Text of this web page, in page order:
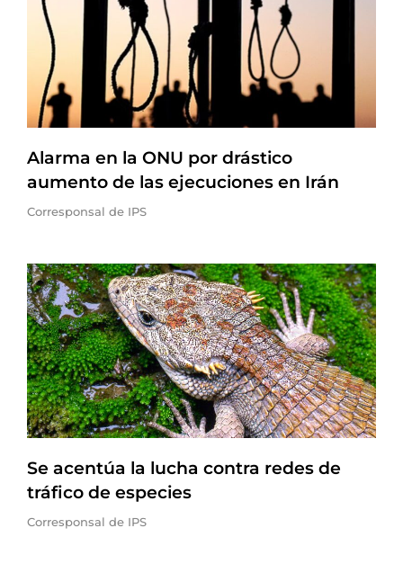
Alarma en la ONU por drástico
aumento de las ejecuciones en Irán
Corresponsal de IPS
Se acentúa la lucha contra redes de
tráfico de especies
Corresponsal de IPS